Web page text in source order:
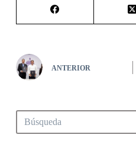
ANTERIOR
Buscar